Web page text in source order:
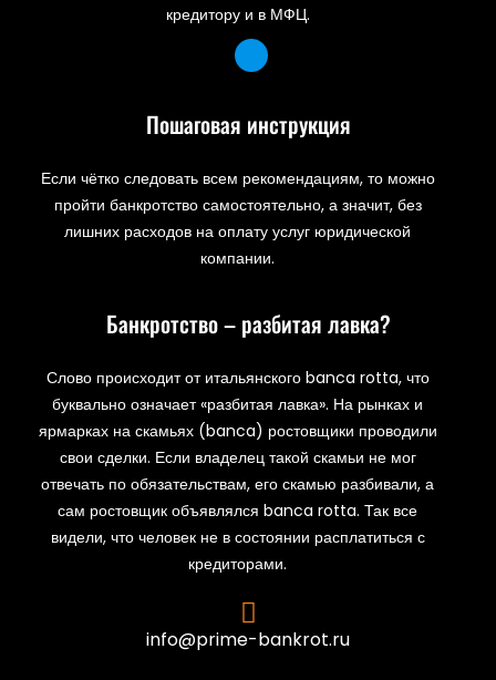
кредитору и в МФЦ.
Пошаговая инструкция
Если чётко следовать всем рекомендациям, то можно
пройти банкротство самостоятельно, а значит, без
лишних расходов на оплату услуг юридической
компании.
Банкротство – разбитая лавка?
Слово происходит от итальянского banca rotta, что
буквально означает «разбитая лавка». На рынках и
ярмарках на скамьях (banca) ростовщики проводили
свои сделки. Если владелец такой скамьи не мог
отвечать по обязательствам, его скамью разбивали, а
сам ростовщик объявлялся banca rotta. Так все
видели, что человек не в состоянии расплатиться с
кредиторами.
info@prime-bankrot.ru